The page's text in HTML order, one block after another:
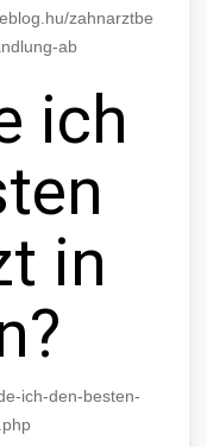
zahnarztbesuch-
ab
ich
in
ich-den-besten-